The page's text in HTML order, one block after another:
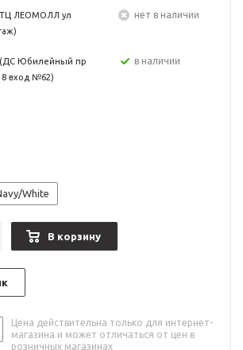
ЛЕОМОЛЛ ул
Нет в наличии
(ДС Юбилейный пр
вход №62)
в наличии
White
В корзину
Цена действительна только для интернет-
магазина и может отличаться от цен в
розничных магазинах